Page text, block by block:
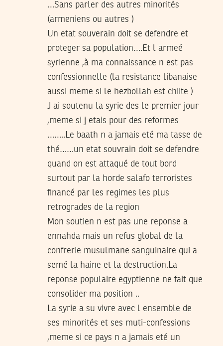
…Sans parler des autres minorités
(armeniens ou autres )
Un etat souverain doit se defendre et
proteger sa population….Et l armeé
syrienne ,à ma connaissance n est pas
confessionnelle (la resistance libanaise
aussi meme si le hezbollah est chiite )
J ai soutenu la syrie des le premier jour
,meme si j etais pour des reformes
……..Le baath n a jamais eté ma tasse de
thé……un etat souvrain doit se defendre
quand on est attaqué de tout bord
surtout par la horde salafo terroristes
financé par les regimes les plus
retrogrades de la region
Mon soutien n est pas une reponse a
ennahda mais un refus global de la
confrerie musulmane sanguinaire qui a
semé la haine et la destruction.La
reponse populaire egyptienne ne fait que
consolider ma position ..
La syrie a su vivre avec l ensemble de
ses minorités et ses muti-confessions
,meme si ce pays n a jamais eté un